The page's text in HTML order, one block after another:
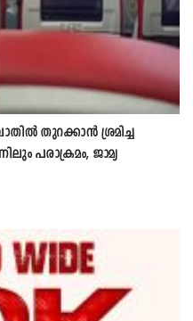
തുറക്കാന്‍ ശ്രമിച്ച
പരാക്രമം, ജാമ്യ